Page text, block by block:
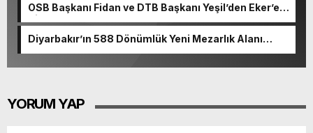
OSB Başkanı Fidan ve DTB Başkanı Yeşil’den Eker’e
Ziyaret
Diyarbakır’ın 588 Dönümlük Yeni Mezarlık Alanı
YORUM YAP